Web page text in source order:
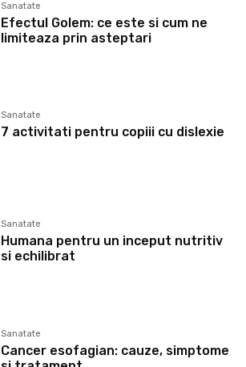
Sanatate
Efectul Golem: ce este si cum ne
limiteaza prin asteptari
Sanatate
7 activitati pentru copiii cu dislexie
Sanatate
Humana pentru un inceput nutritiv
si echilibrat
Sanatate
Cancer esofagian: cauze, simptome